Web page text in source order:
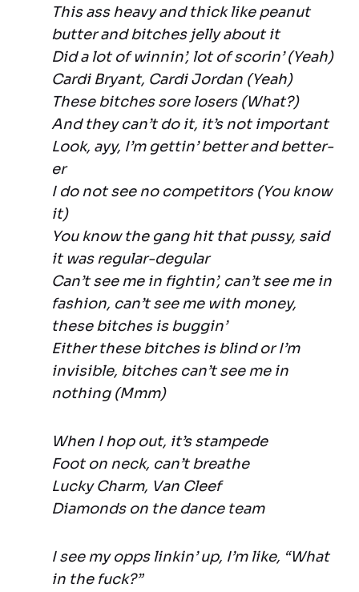
This ass heavy and thick like peanut
butter and bitches jelly about it
Did a lot of winnin’, lot of scorin’ (Yeah)
Cardi Bryant, Cardi Jordan (Yeah)
These bitches sore losers (What?)
And they can’t do it, it’s not important
Look, ayy, I’m gettin’ better and better-
er
I do not see no competitors (You know
it)
You know the gang hit that pussy, said
it was regular-degular
Can’t see me in fightin’, can’t see me in
fashion, can’t see me with money,
these bitches is buggin’
Either these bitches is blind or I’m
invisible, bitches can’t see me in
nothing (Mmm)
When I hop out, it’s stampede
Foot on neck, can’t breathe
Lucky Charm, Van Cleef
Diamonds on the dance team
I see my opps linkin’ up, I’m like, “What
in the fuck?”